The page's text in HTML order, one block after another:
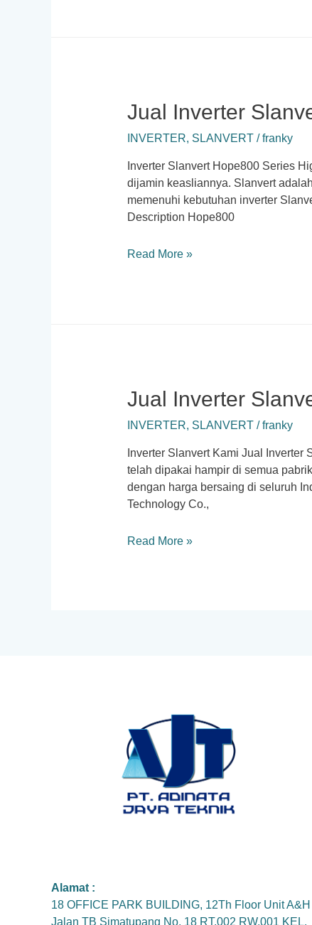
Jual Inverter
INVERTER, SLANVERT/franky
Inverter Slanvert Hope800 Series
dijamin keasliannya. Slanvert
memenuhi kebutuhan inverter
Description Hope800
Jual
Read More »
Jual Inverter
INVERTER, SLANVERT/franky
Inverter Slanvert Kami Jual
telah dipakai hampir di semua
dengan harga bersaing di seluruh
Technology Co.,
Jual
Read More »
Alamat :
18 OFFICE PARK BUILDING, 12Th Floor Unit A&H
Jalan TB Simatupang No. 18 RT.002 RW.001 KEL.